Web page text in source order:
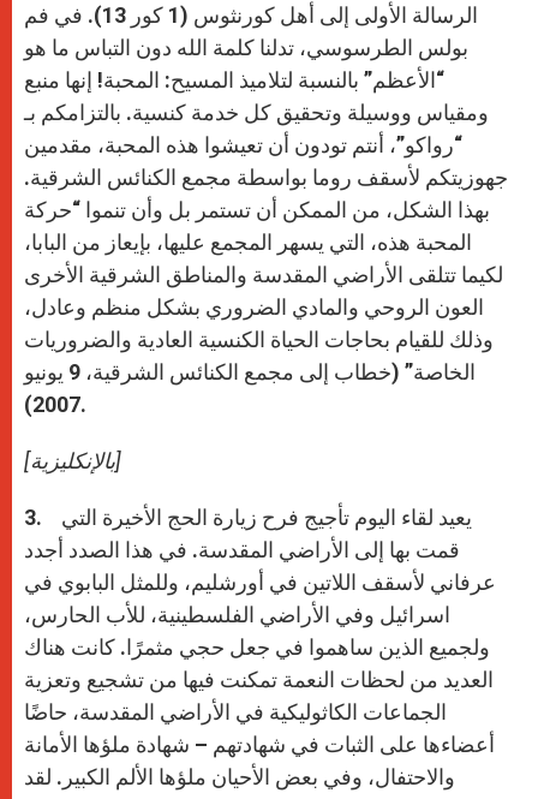
الرسالة الأولى إلى أهل كورنثوس (1 كور 13). في فم
بولس الطرسوسي، تدلنا كلمة الله دون التباس ما هو
“الأعظم” بالنسبة لتلاميذ المسيح: المحبة! إنها منبع
ومقياس ووسيلة وتحقيق كل خدمة كنسية. بالتزامكم بـ
“رواكو”، أنتم تودون أن تعيشوا هذه المحبة، مقدمين
جهوزيتكم لأسقف روما بواسطة مجمع الكنائس الشرقية.
بهذا الشكل، من الممكن أن تستمر بل وأن تنموا “حركة
المحبة هذه، التي يسهر المجمع عليها، بإيعاز من البابا،
لكيما تتلقى الأراضي المقدسة والمناطق الشرقية الأخرى
العون الروحي والمادي الضروري بشكل منظم وعادل،
وذلك للقيام بحاجات الحياة الكنسية العادية والضروريات
الخاصة” (خطاب إلى مجمع الكنائس الشرقية، 9 يونيو
2007).
[بالإنكليزية]
3. يعيد لقاء اليوم تأجيج فرح زيارة الحج الأخيرة التي
قمت بها إلى الأراضي المقدسة. في هذا الصدد أجدد
عرفاني لأسقف اللاتين في أورشليم، وللمثل البابوي في
اسرائيل وفي الأراضي الفلسطينية، للأب الحارس،
ولجميع الذين ساهموا في جعل حجي مثمرًا. كانت هناك
العديد من لحظات النعمة تمكنت فيها من تشجيع وتعزية
الجماعات الكاثوليكية في الأراضي المقدسة، حاضًا
أعضاءها على الثبات في شهادتهم – شهادة ملؤها الأمانة
والاحتفال، وفي بعض الأحيان ملؤها الألم الكبير. لقد